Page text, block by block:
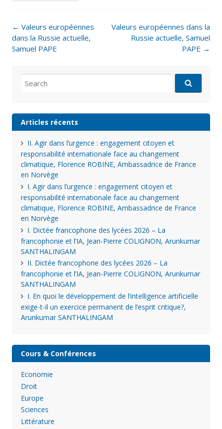
Post
navigation
← Valeurs européennes
dans la Russie actuelle,
Samuel PAPE
Valeurs européennes dans la
Russie actuelle, Samuel
PAPE →
for:
Articles récents
II. Agir dans l’urgence : engagement citoyen et
responsabilité internationale face au changement
climatique, Florence ROBINE, Ambassadrice de France
en Norvège
I. Agir dans l’urgence : engagement citoyen et
responsabilité internationale face au changement
climatique, Florence ROBINE, Ambassadrice de France
en Norvège
I. Dictée francophone des lycées 2026 – La
francophonie et l’IA, Jean-Pierre COLIGNON, Arunkumar
SANTHALINGAM
II. Dictée francophone des lycées 2026 – La
francophonie et l’IA, Jean-Pierre COLIGNON, Arunkumar
SANTHALINGAM
I. En quoi le développement de l’intelligence artificielle
exige-t-il un exercice permanent de l’esprit critique?,
Arunkumar SANTHALINGAM
Cours & Conférences
Economie
Droit
Europe
Sciences
Littérature